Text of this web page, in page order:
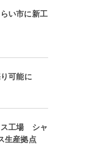
い市に新工
可能に
ス工場 シャ
生産拠点